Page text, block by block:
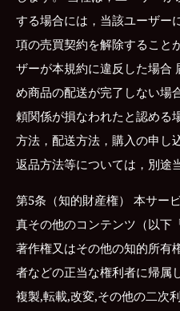
する場合には，当該ユーザー
項の売買契約を解除すること
ザーが本規約に違反した場合
め商品の配送が完了しない場
頼関係が損なわれたと認める
方法，配送方法，購入の申し
返品方法等については，別途
第5条（知的財産権） 本サー
真その他のコンテンツ（以下
著作権又はその他の知的所有
者などの正当な権利者に帰属
複製,転載,改変,その他の二次